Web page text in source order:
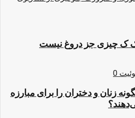
ک چیزی جز دروغ نیست
0
زنان و دختران را برای مبارزه